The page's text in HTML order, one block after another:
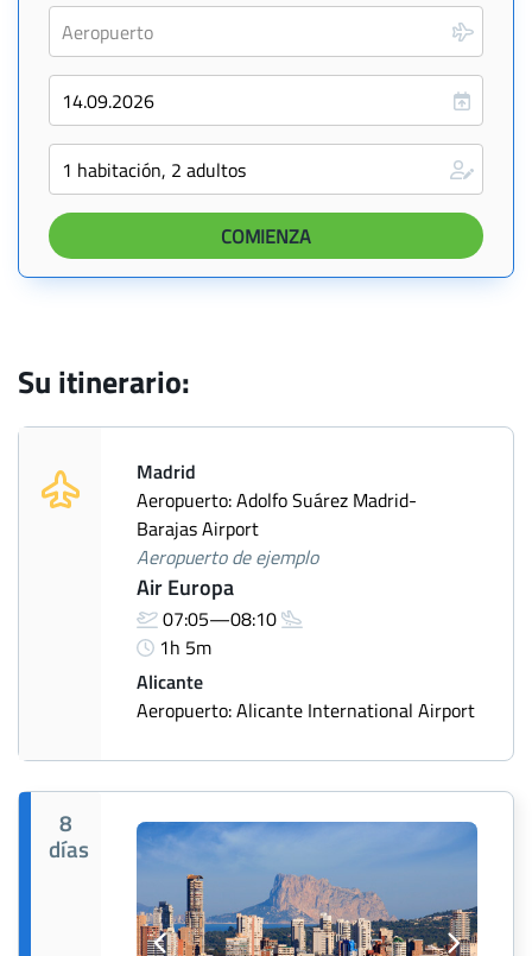
Su itinerario:
Madrid
Aeropuerto: Adolfo Suárez Madrid-
Barajas Airport
Aeropuerto de ejemplo
Air Europa
07:05—08:10
1h 5m
Alicante
Aeropuerto: Alicante International Airport
8
días